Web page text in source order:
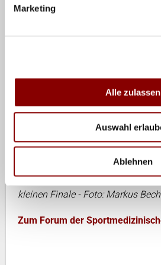
Marketing
Alle zulassen
Auswahl
Ablehnen
Dr. Michael Tank wärend der
Weltmeisterschaft in Berlin -
kleinen Finale - Foto: Markus
Zum Forum der